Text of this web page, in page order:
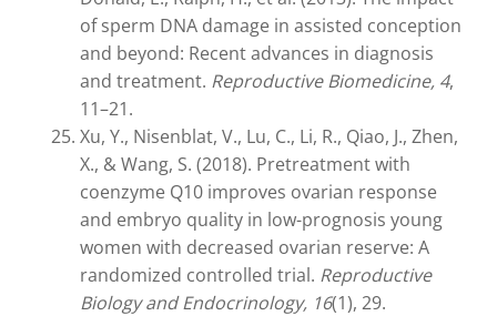
of sperm DNA damage in assisted conception
and beyond: Recent advances in diagnosis
and treatment. Reproductive Biomedicine, 4,
11–21.
Xu, Y., Nisenblat, V., Lu, C., Li, R., Qiao, J., Zhen,
X., & Wang, S. (2018). Pretreatment with
coenzyme Q10 improves ovarian response
and embryo quality in low-prognosis young
women with decreased ovarian reserve: A
randomized controlled trial. Reproductive
Biology and Endocrinology, 16(1), 29.